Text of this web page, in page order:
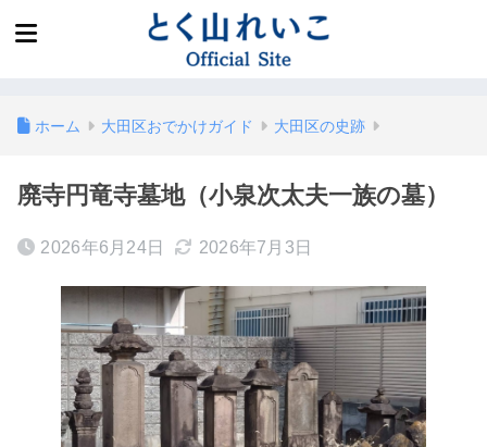
ホーム 大田区おでかけガイド 大田区の史跡
廃寺円竜寺墓地（小泉次太夫一族の墓）
2026年6月24日 2026年7月3日